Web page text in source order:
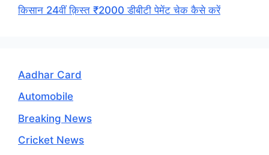
किसान 24वीं क़िस्त ₹2000 डीबीटी पेमेंट चेक कैसे करें
Aadhar Card
Automobile
Breaking News
Cricket News